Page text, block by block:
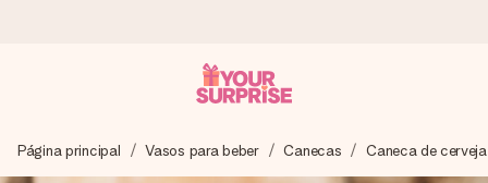
Preparamos o teu presente com toda a atenção e
enviamos num instante - para que possas oferece-lo na
Página principal Vasos para beber Canecas Caneca de cerveja